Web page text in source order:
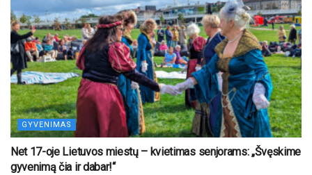
GYVENIMAS
Net 17-oje Lietuvos miestų – kvietimas senjorams: „Švęskime
gyvenimą čia ir dabar!“